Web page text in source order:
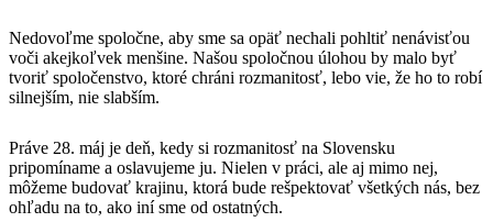
Nedovoľme spoločne, aby sme sa opäť nechali pohltiť nenávisťou
voči akejkoľvek menšine. Našou spoločnou úlohou by malo byť
tvoriť spoločenstvo, ktoré chráni rozmanitosť, lebo vie, že ho to robí
silnejším, nie slabším.
Práve 28. máj je deň, kedy si rozmanitosť na Slovensku
pripomíname a oslavujeme ju. Nielen v práci, ale aj mimo nej,
môžeme budovať krajinu, ktorá bude rešpektovať všetkých nás, bez
ohľadu na to, ako iní sme od ostatných.